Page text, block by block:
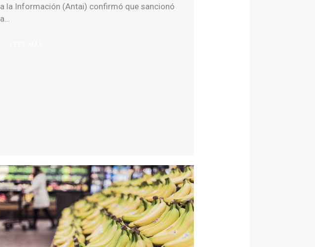
a la Información (Antai) confirmó que sancionó
a…